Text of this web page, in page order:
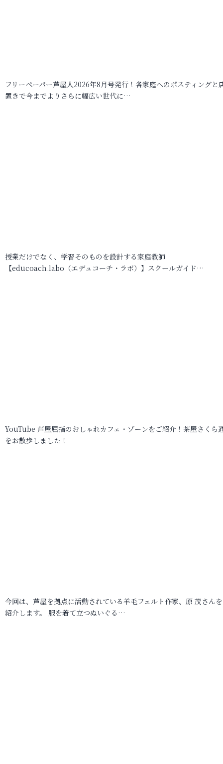
フリーペーパー芦屋人2026年8月号発行！各家庭へのポスティングと
置きで今までよりさらに幅広い世代に…
授業だけでなく、学習そのものを設計する家庭教師
【educoach.labo（エデュコーチ・ラボ）】スクールガイド…
YouTube 芦屋屈指のおしゃれカフェ・ゾーンをご紹介！茶屋さくら
をお散歩しました！
今回は、芦屋を拠点に活動されている羊毛フェルト作家、原 茂さん
紹介します。 服を着て立つぬいぐる…